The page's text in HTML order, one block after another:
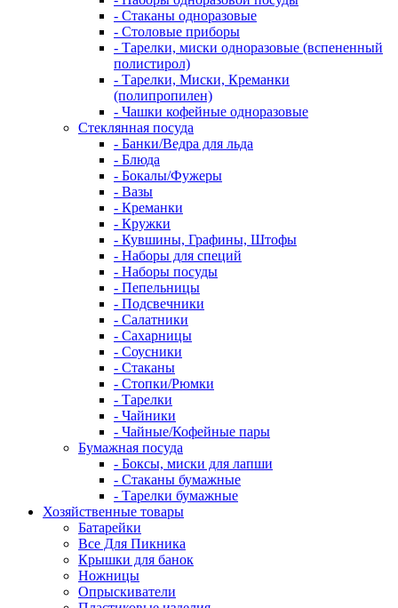
- Стаканы одноразовые
- Столовые приборы
- Тарелки, миски одноразовые (вспененный
полистирол)
- Тарелки, Миски, Креманки
(полипропилен)
- Чашки кофейные одноразовые
Стеклянная посуда
- Банки/Ведра для льда
- Блюда
- Бокалы/Фужеры
- Вазы
- Креманки
- Кружки
- Кувшины, Графины, Штофы
- Наборы для специй
- Наборы посуды
- Пепельницы
- Подсвечники
- Салатники
- Сахарницы
- Соусники
- Стаканы
- Стопки/Рюмки
- Тарелки
- Чайники
- Чайные/Кофейные пары
Бумажная посуда
- Боксы, миски для лапши
- Стаканы бумажные
- Тарелки бумажные
Хозяйственные товары
Батарейки
Все Для Пикника
Крышки для банок
Ножницы
Опрыскиватели